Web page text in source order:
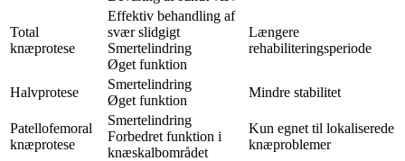
Total
knæprotese
Effektiv behandling af
svær slidgigt
Smertelindring
Øget funktion
Længere
rehabiliteringsperiode
Halvprotese
Smertelindring
Øget funktion
Mindre stabilitet
Patellofemoral
knæprotese
Smertelindring
Forbedret funktion i
knæskalbområdet
Kun egnet til lokaliserede
knæproblemer